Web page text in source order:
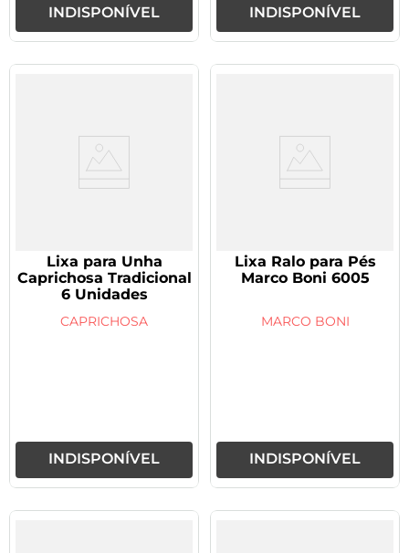
INDISPONÍVEL INDISPONÍVEL
Lixa para Unha
Caprichosa Tradicional
6 Unidades
CAPRICHOSA
INDISPONÍVEL
Lixa Ralo para Pés
Marco Boni 6005
MARCO BONI
INDISPONÍVEL